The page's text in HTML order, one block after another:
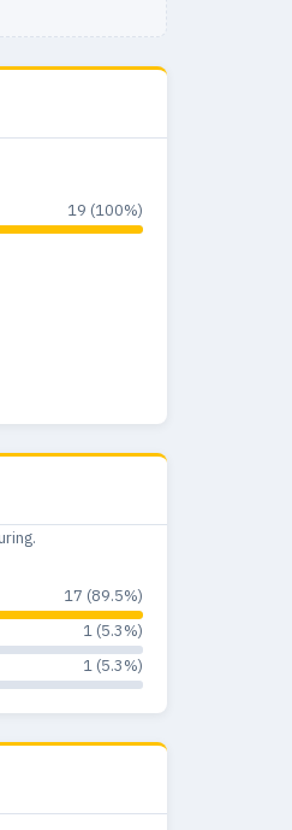
19 (100%)
17 (89.5%)
1 (5.3%)
1 (5.3%)